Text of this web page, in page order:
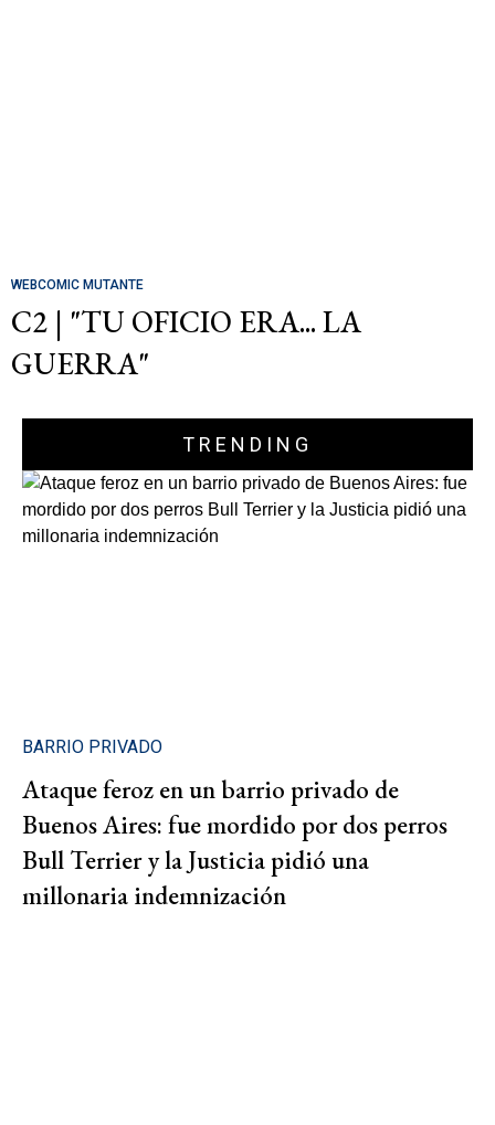
WEBCOMIC MUTANTE
C2 | "TU OFICIO ERA... LA
GUERRA"
TRENDING
BARRIO PRIVADO
Ataque feroz en un barrio privado de
Buenos Aires: fue mordido por dos perros
Bull Terrier y la Justicia pidió una
millonaria indemnización